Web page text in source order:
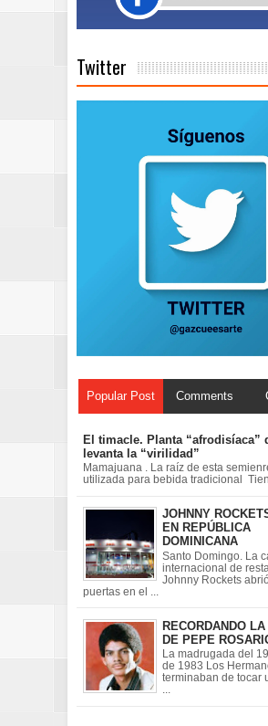
Twitter
Popular Post Comments
El timacle. Planta “afrodisíaca”
levanta la “virilidad”
Mamajuana . La raíz de esta
utilizada para bebida tradicional
JOHNNY
EN REPÚBLICA
DOMINICANA
Santo Domingo. La
internacional de
Johnny Rockets
puertas en el ...
RECORDANDO
DE PEPE
La madrugada del
de 1983 Los
terminaban de tocar
...